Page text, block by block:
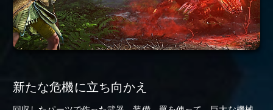
新たな危機に立ち向かえ